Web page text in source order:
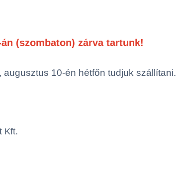
(szombaton) zárva tartunk!
10-én hétfőn tudjuk szállítani.
Kft.